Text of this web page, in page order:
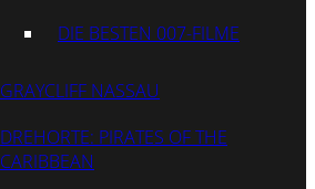
DIE BESTEN 007-FILME
GRAYCLIFF NASSAU
DREHORTE: PIRATES OF THE
CARIBBEAN